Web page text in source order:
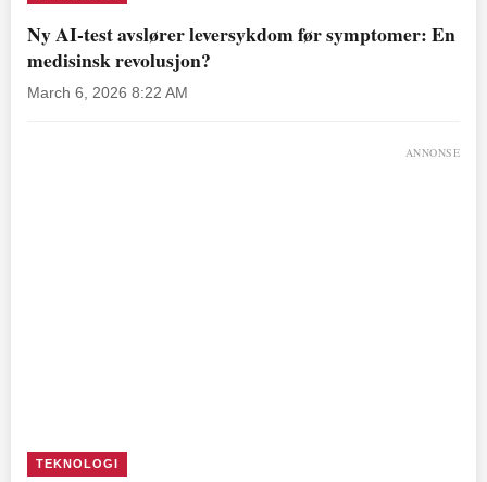
Ny AI-test avslører leversykdom før symptomer: En
medisinsk revolusjon?
March 6, 2026 8:22 AM
ANNONSE
TEKNOLOGI